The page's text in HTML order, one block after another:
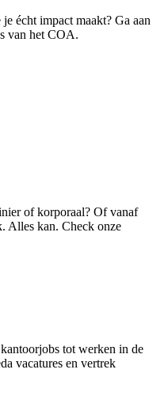
écht impact maakt? Ga aan
van het COA.
of korporaal? Of vanaf
Alles kan. Check onze
tot werken in de
vacatures en vertrek